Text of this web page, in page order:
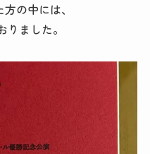
の中には、
りました。